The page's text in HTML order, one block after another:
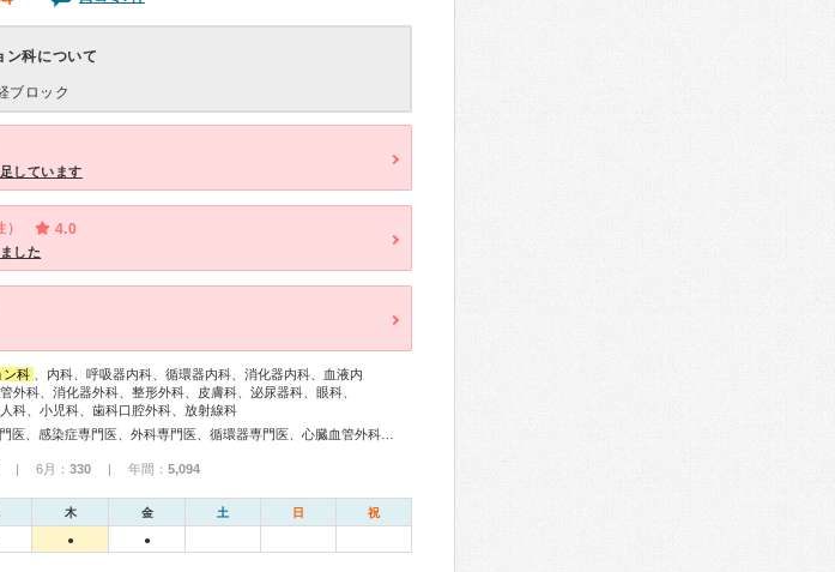
ン科について
ブロック
しています
4.0
した
ン科
、内科、呼吸器内科、循環器内科、消化器内科、血液内
外科、消化器外科、整形外科、皮膚科、泌尿器科、眼科、
科、小児科、歯科口腔外科、放射線科
| 6月： 330 | 年間： 5,094
木 金 土 日 祝
● ●